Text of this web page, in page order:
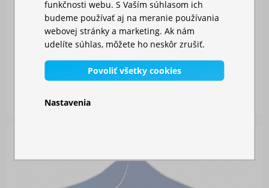
Skladom
funkčnosti webu. S Vaším súhlasom ich
budeme používať aj na meranie používania
webovej stránky a marketing. Ak nám
udelíte súhlas, môžete ho neskôr zrušiť.
Povoliť všetky cookies
Nastavenia